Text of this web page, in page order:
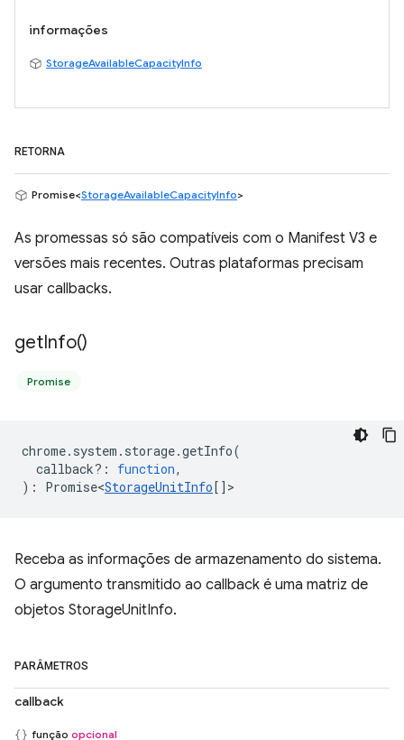
informações
StorageAvailableCapacityInfo
RETORNA
Promise<StorageAvailableCapacityInfo>
As promessas só são compatíveis com o Manifest V3 e
versões mais recentes. Outras plataformas precisam
usar callbacks.
getInfo()
Promise
chrome. system . storage.getInfo(
callback? : function,
) : Promise<StorageUnitInfo[] >
Receba as informações de armazenamento do sistema.
O argumento transmitido ao callback é uma matriz de
objetos StorageUnitInfo.
PARÂMETROS
callback
função opcional